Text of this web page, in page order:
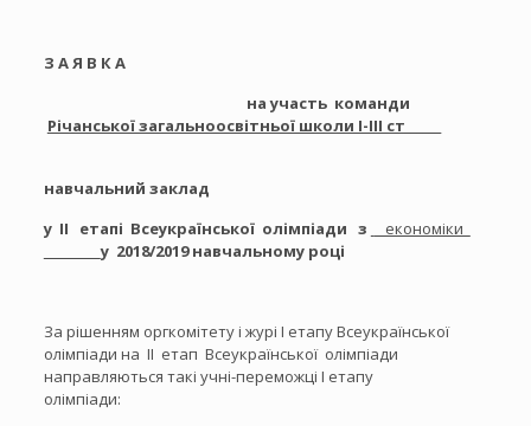
З А Я В К А
на участь команди
Річанської загальноосвітньої школи І-ІІІ ст______
навчальний заклад
у ІІ етапі Всеукраїнської олімпіади з
економіки
у 2018/2019 навчальному році
За рішенням оргкомітету і журі І етапу Всеукраїнської
олімпіади на ІІ етап Всеукраїнської олімпіади
направляються такі учні-переможці І етапу
олімпіади: